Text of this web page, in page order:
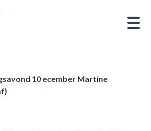
10 ecember Martine